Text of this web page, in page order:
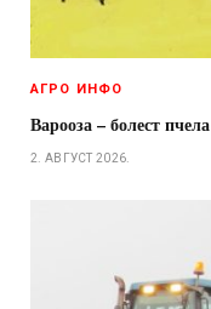
АГРО ИНФО
Варооза – болест пчела
2. АВГУСТ 2026.